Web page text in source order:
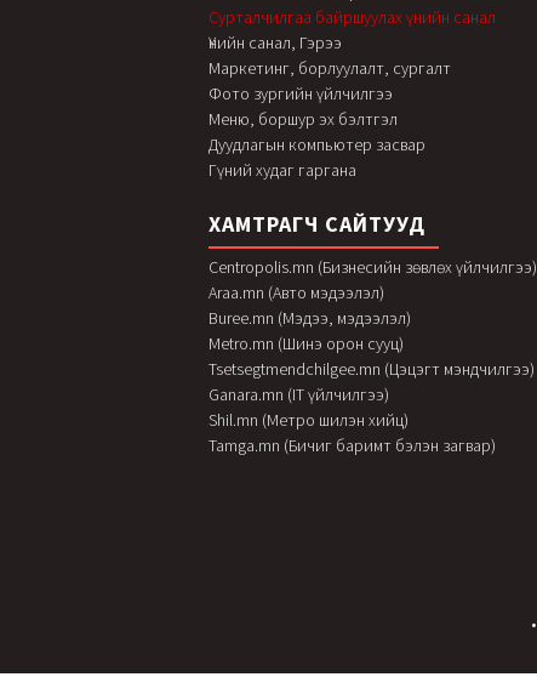
Сурталчилгаа байршуулах үнийн санал
Үнийн санал, Гэрээ
Маркетинг, борлуулалт, сургалт
Фото зургийн үйлчилгээ
Меню, боршур эх бэлтгэл
Дуудлагын компьютер засвар
Гүний худаг гаргана
ХАМТРАГЧ САЙТУУД
Centropolis.mn (Бизнесийн зөвлөх үйлчилгээ)
Araa.mn (Авто мэдээлэл)
Buree.mn (Мэдээ, мэдээлэл)
Metro.mn (Шинэ орон сууц)
Tsetsegtmendchilgee.mn (Цэцэгт мэндчилгээ)
Ganara.mn (IT үйлчилгээ)
Shil.mn (Метро шилэн хийц)
Tamga.mn (Бичиг баримт бэлэн загвар)